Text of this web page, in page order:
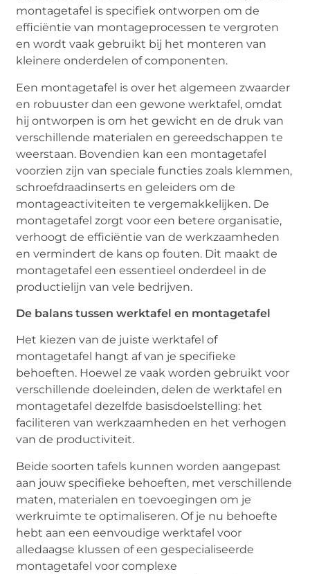
montagetafel is specifiek ontworpen om de
efficiëntie van montageprocessen te vergroten
en wordt vaak gebruikt bij het monteren van
kleinere onderdelen of componenten.
Een montagetafel is over het algemeen zwaarder
en robuuster dan een gewone werktafel, omdat
hij ontworpen is om het gewicht en de druk van
verschillende materialen en gereedschappen te
weerstaan. Bovendien kan een montagetafel
voorzien zijn van speciale functies zoals klemmen,
schroefdraadinserts en geleiders om de
montageactiviteiten te vergemakkelijken. De
montagetafel zorgt voor een betere organisatie,
verhoogt de efficiëntie van de werkzaamheden
en vermindert de kans op fouten. Dit maakt de
montagetafel een essentieel onderdeel in de
productielijn van vele bedrijven.
De balans tussen werktafel en montagetafel
Het kiezen van de juiste werktafel of
montagetafel hangt af van je specifieke
behoeften. Hoewel ze vaak worden gebruikt voor
verschillende doeleinden, delen de werktafel en
montagetafel dezelfde basisdoelstelling: het
faciliteren van werkzaamheden en het verhogen
van de productiviteit.
Beide soorten tafels kunnen worden aangepast
aan jouw specifieke behoeften, met verschillende
maten, materialen en toevoegingen om je
werkruimte te optimaliseren. Of je nu behoefte
hebt aan een eenvoudige werktafel voor
alledaagse klussen of een gespecialiseerde
montagetafel voor complexe